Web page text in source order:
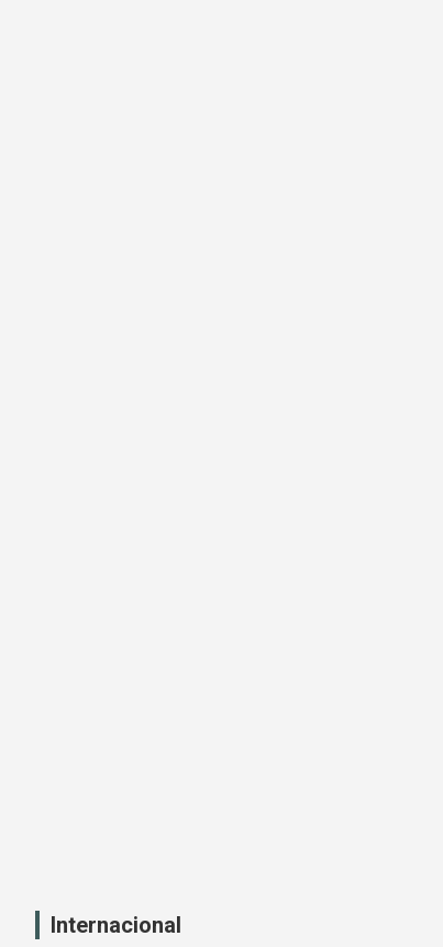
Internacional